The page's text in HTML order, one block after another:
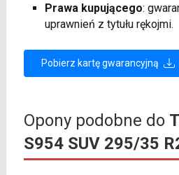
Prawa kupującego:
uprawnień z tytułu rękojmi.
Pobierz kartę gwarancyjną
Opony podobne do
S954 SUV 295/35